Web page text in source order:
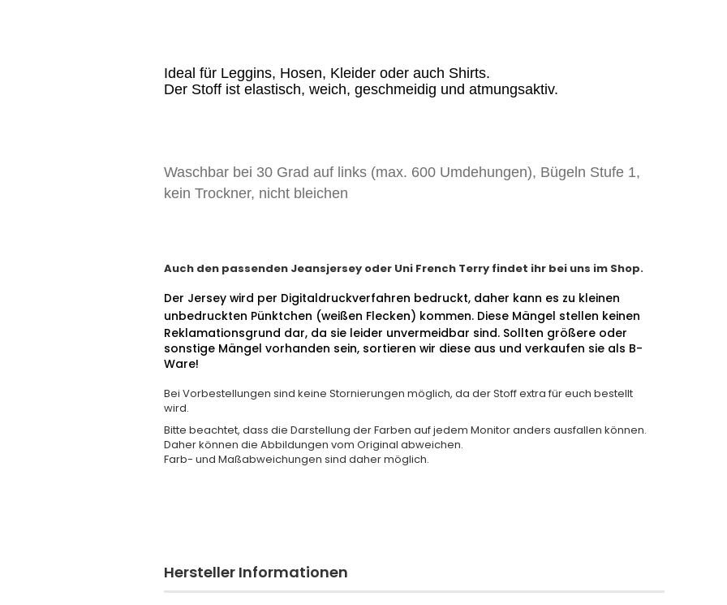
Ideal für Leggins, Hosen, Kleider oder auch Shirts.
Der Stoff ist elastisch, weich, geschmeidig und atmungsaktiv.
Waschbar bei 30 Grad auf links (max. 600 Umdehungen), Bügeln Stufe 1,
kein Trockner, nicht bleichen
Auch den passenden Jeansjersey oder Uni French Terry findet ihr bei uns im Shop.
Der Jersey wird per Digitaldruckverfahren bedruckt, daher kann es zu kleinen
unbedruckten Pünktchen (weißen Flecken) kommen. Diese Mängel stellen keinen
Reklamationsgrund dar, da sie leider unvermeidbar sind. Sollten größere oder
sonstige Mängel vorhanden sein, sortieren wir diese aus und verkaufen sie als B-
Ware!
Bei Vorbestellungen sind keine Stornierungen möglich, da der Stoff extra für euch bestellt
wird.
Bitte beachtet, dass die Darstellung der Farben auf jedem Monitor anders ausfallen können.
Daher können die Abbildungen vom Original abweichen.
Farb- und Maßabweichungen sind daher möglich.
Hersteller Informationen